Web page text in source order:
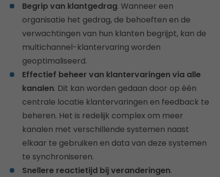
Begrip van klantgedrag. Wanneer een
organisatie het gedrag, de behoeften en de
verwachtingen van hun klanten begrijpt, kan de
multichannel-klantervaring worden
geoptimaliseerd.
Effectief beheer van klantervaringen via alle
kanalen. Dit kan worden gedaan door op één
centrale locatie klantervaringen en feedback te
beheren. Het is redelijk complex om meer
kanalen met verschillende systemen naast
elkaar te gebruiken en data van deze systemen
te synchroniseren.
Snellere reactietijd bij veranderingen.